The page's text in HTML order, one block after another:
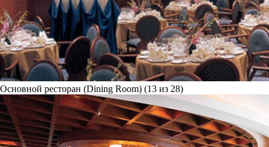
Основной ресторан (Dining Room) (13 из 28)